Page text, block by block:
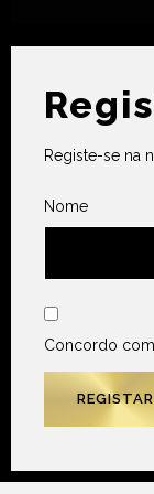
Registe-se na
Nome
Concordo